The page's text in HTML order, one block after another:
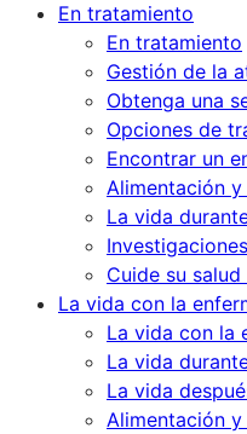
En tratamiento
En tratamiento
Gestión de la
Obtenga una
Opciones de
Encontrar un
Alimentación
La vida
Cuide su salud
La vida con la
La vida con la
La vida
La vida
Alimentación